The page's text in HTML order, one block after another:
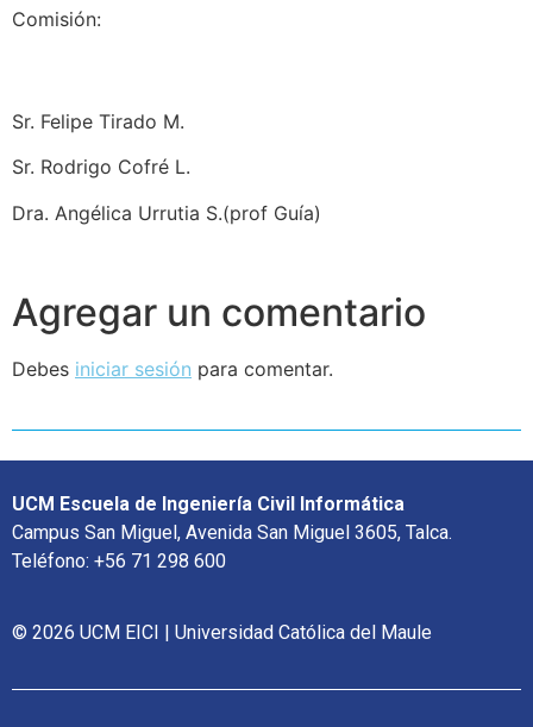
Comisión:
Sr. Felipe Tirado M.
Sr. Rodrigo Cofré L.
Dra. Angélica Urrutia S.(prof Guía)
Agregar un comentario
Debes iniciar sesión para comentar.
UCM Escuela de Ingeniería Civil Informática
Campus San Miguel, Avenida San Miguel 3605, Talca.
Teléfono: +56 71 298 600
© 2026 UCM EICI | Universidad Católica del Maule